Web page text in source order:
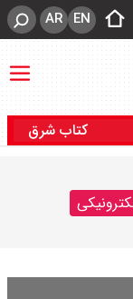
EN
AR
کتاب شرق